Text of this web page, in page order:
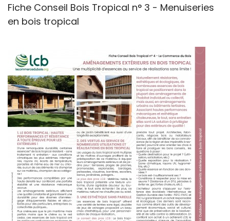
Fiche Conseil Bois Tropical n° 3 - Menuiseries
en bois tropical